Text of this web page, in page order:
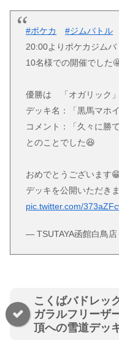
#ポケカ
#ジムバトル
20:00よりポケカジムバ
10名様での開催でした
優勝は 「オガリック
デッキ名：「黒馬マホイ
コメント：「久々に勝
とのことでした😆
おめでとうございます
デッキを公開いただき
pic.twitter.com/
— TSUTAYA函館白鳥
こくばバドレッ
ガラルフリーザ
頂への雪道デッ